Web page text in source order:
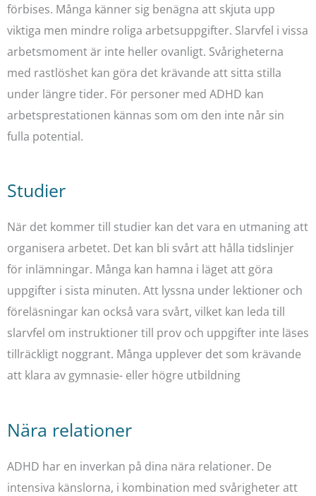
förbises. Många känner sig benägna att skjuta upp
viktiga men mindre roliga arbetsuppgifter. Slarvfel i vissa
arbetsmoment är inte heller ovanligt. Svårigheterna
med rastlöshet kan göra det krävande att sitta stilla
under längre tider. För personer med ADHD kan
arbetsprestationen kännas som om den inte når sin
fulla potential.
Studier
När det kommer till studier kan det vara en utmaning att
organisera arbetet. Det kan bli svårt att hålla tidslinjer
för inlämningar. Många kan hamna i läget att göra
uppgifter i sista minuten. Att lyssna under lektioner och
föreläsningar kan också vara svårt, vilket kan leda till
slarvfel om instruktioner till prov och uppgifter inte läses
tillräckligt noggrant. Många upplever det som krävande
att klara av gymnasie- eller högre utbildning
Nära relationer
ADHD har en inverkan på dina nära relationer. De
intensiva känslorna, i kombination med svårigheter att